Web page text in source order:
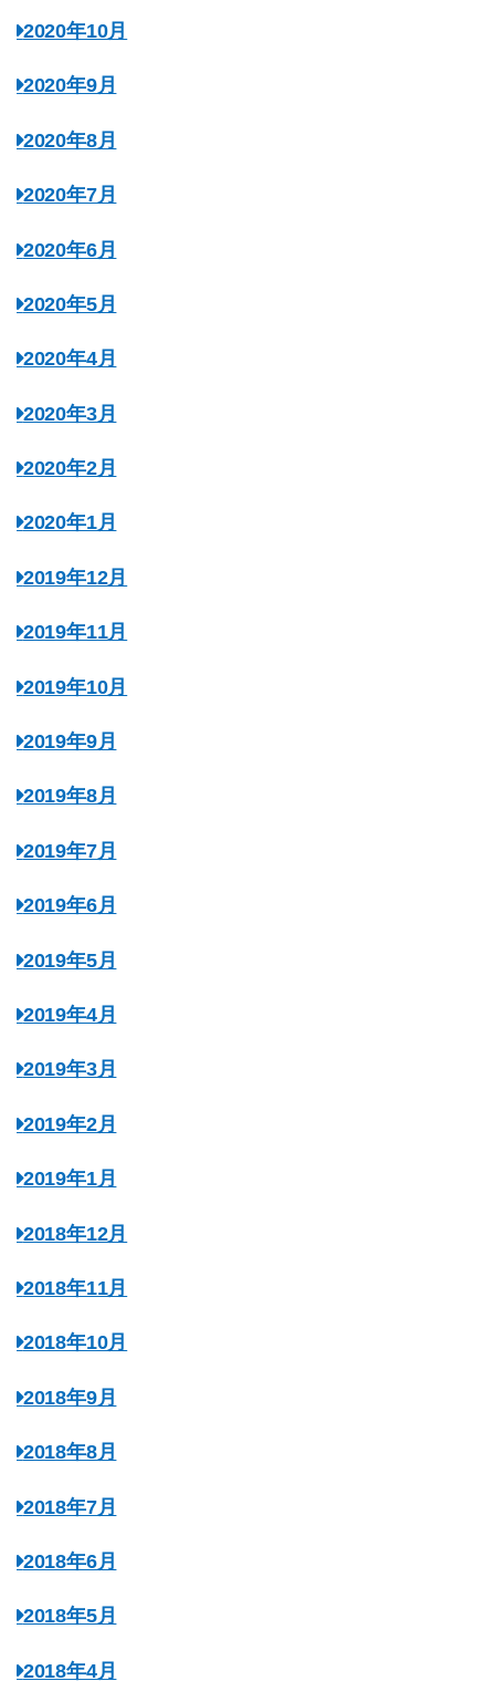
2020年10月
2020年9月
2020年8月
2020年7月
2020年6月
2020年5月
2020年4月
2020年3月
2020年2月
2020年1月
2019年12月
2019年11月
2019年10月
2019年9月
2019年8月
2019年7月
2019年6月
2019年5月
2019年4月
2019年3月
2019年2月
2019年1月
2018年12月
2018年11月
2018年10月
2018年9月
2018年8月
2018年7月
2018年6月
2018年5月
2018年4月